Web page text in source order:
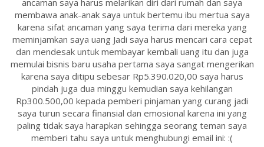
ancaman saya harus melarikan diri dari rumah dan saya
membawa anak-anak saya untuk bertemu ibu mertua saya
karena sifat ancaman yang saya terima dari mereka yang
meminjamkan saya uang Jadi saya harus mencari cara cepat
dan mendesak untuk membayar kembali uang itu dan juga
memulai bisnis baru usaha pertama saya sangat mengerikan
karena saya ditipu sebesar Rp5.390.020,00 saya harus
pindah juga dua minggu kemudian saya kehilangan
Rp300.500,00 kepada pemberi pinjaman yang curang jadi
saya turun secara finansial dan emosional karena ini yang
paling tidak saya harapkan sehingga seorang teman saya
memberi tahu saya untuk menghubungi email ini: :(